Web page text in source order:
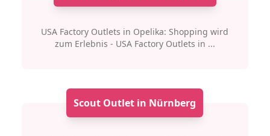
USA Factory Outlets in Opelika: Shopping wird
zum Erlebnis - USA Factory Outlets in ...
Scout Outlet in Nürnberg